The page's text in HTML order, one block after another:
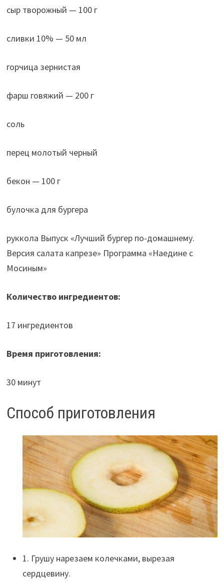
сыр творожный — 100 г
сливки 10% — 50 мл
горчица зернистая
фарш говяжий — 200 г
соль
перец молотый черный
бекон — 100 г
булочка для бургера
руккола Выпуск «Лучший бургер по-домашнему.
Версия салата капрезе» Программа «Наедине с
Мосиным»
Количество ингредиентов:
17 ингредиентов
Время приготовления:
30 минут
Способ приготовления
1. Грушу нарезаем колечками, вырезая
сердцевину.